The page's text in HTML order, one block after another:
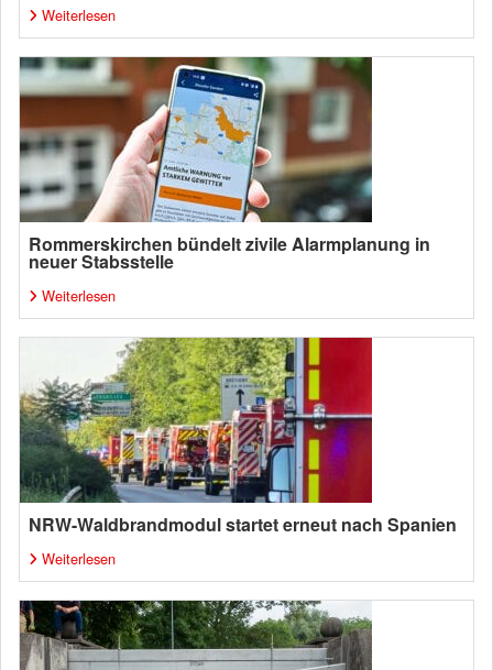
Weiterlesen
Rommerskirchen bündelt zivile Alarmplanung in
neuer Stabsstelle
Weiterlesen
NRW-Waldbrandmodul startet erneut nach Spanien
Weiterlesen